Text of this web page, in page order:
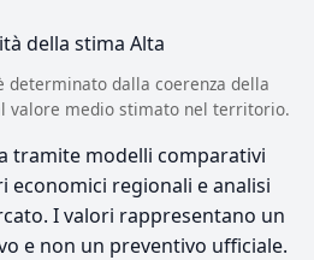
della stima Alta
dalla coerenza della
valore medio stimato nel territorio.
tramite modelli comparativi
regionali e analisi
I valori rappresentano un
e non un preventivo ufficiale.